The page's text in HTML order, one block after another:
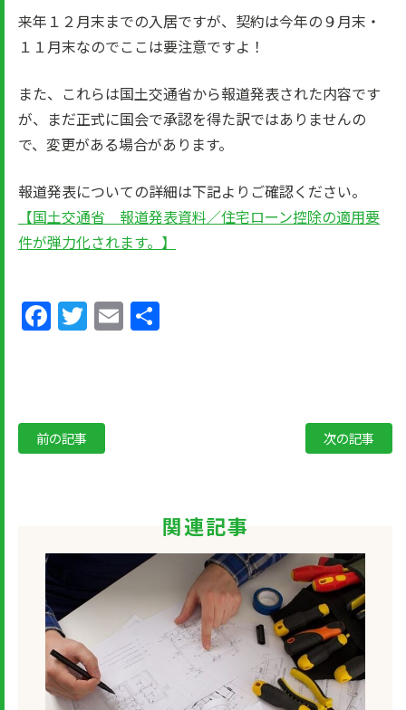
来年１２月末までの入居ですが、契約は今年の９月末・
１１月末なのでここは要注意ですよ！
また、これらは国土交通省から報道発表された内容です
が、まだ正式に国会で承認を得た訳ではありませんの
で、変更がある場合があります。
報道発表についての詳細は下記よりご確認ください。
【国土交通省 報道発表資料／住宅ローン控除の適用要
件が弾力化されます。】
Facebook
Twitter
Email
前の記事 次の記事
関連記事